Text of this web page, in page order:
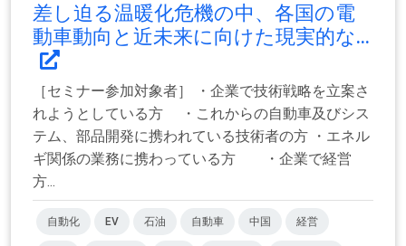
差し迫る温暖化危機の中、各国の電
動車動向と近未来に向けた現実的な...
［セミナー参加対象者］ ・企業で技術戦略を立案さ
れようとしている方 ・これからの自動車及びシス
テム、部品開発に携われている技術者の方 ・エネル
ギ関係の業務に携わっている方 ・企業で経営
方...
自動化 EV 石油 自動車 中国 経営